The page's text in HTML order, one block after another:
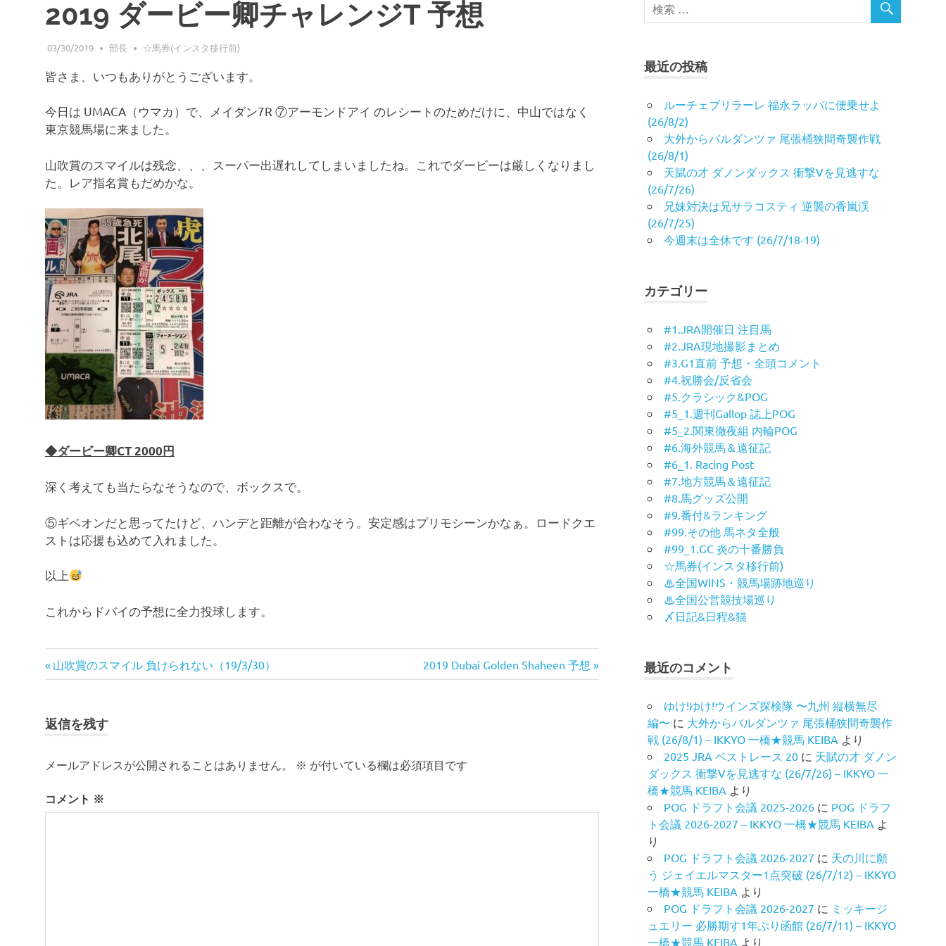
2019 ダービー卿チャレンジT 予想
03/30/2019 部長 ☆馬券(インスタ移行前)
皆さま、いつもありがとうございます。
今日は UMACA（ウマカ）で、メイダン7R ⑦アーモンドアイ のレシートのためだけに、中山ではなく
東京競馬場に来ました。
山吹賞のスマイルは残念、、、スーパー出遅れしてしまいましたね。これでダービーは厳しくなりまし
た。レア指名賞もだめかな。
◆ダービー卿CT 2000円
深く考えても当たらなそうなので、ボックスで。
⑤ギベオンだと思ってたけど、ハンデと距離が合わなそう。安定感はプリモシーンかなぁ。ロードクエ
ストは応援も込めて入れました。
以上
これからドバイの予想に全力投球します。
投
ナ
ゲ
ー
シ
前
の
事:
山吹賞のスマイル 負けられない（19/3/30）
次
の
2019 Dubai Golden Shaheen 予想
返信を残す
メールアドレスが公開されることはありません。 ※ が付いている欄は必須項目です
コメント ※
最近の投稿
ルーチェブリラーレ 福永ラッパに便乗せよ
(26/8/2)
大外からバルダンツァ 尾張桶狭間奇襲作戦
(26/8/1)
天賦の才 ダノンダックス 衝撃Vを見逃すな
(26/7/26)
兄妹対決は兄サラコスティ 逆襲の香嵐渓
(26/7/25)
今週末は全休です (26/7/18-19)
カテゴリー
#1.JRA開催日 注目馬
#2.JRA現地撮影まとめ
#3.G1直前 予想・全頭コメント
#4.祝勝会/反省会
#5.クラシック&POG
#5_1.週刊Gallop 誌上POG
#5_2.関東徹夜組 内輪POG
#6.海外競馬＆遠征記
#6_1. Racing Post
#7.地方競馬＆遠征記
#8.馬グッズ公開
#9.番付&ランキング
#99.その他 馬ネタ全般
#99_1.GC 炎の十番勝負
☆馬券(インスタ移行前)
♨︎全国WINS・競馬場跡地巡り
♨︎全国公営競技場巡り
〆日記&日程&猫
最近のコメント
ゆけ!ゆけ!ウインズ探検隊 〜九州 縦横無尽
編〜 に 大外からバルダンツァ 尾張桶狭間奇襲作
戦 (26/8/1) – IKKYO 一橋★競馬 KEIBA より
2025 JRA ベストレース 20 に 天賦の才 ダノン
ダックス 衝撃Vを見逃すな (26/7/26) – IKKYO 一
橋★競馬 KEIBA より
POG ドラフト会議 2025-2026 に POG ドラフ
ト会議 2026-2027 – IKKYO 一橋★競馬 KEIBA よ
り
POG ドラフト会議 2026-2027 に 天の川に願
う ジェイエルマスター1点突破 (26/7/12) – IKKYO
一橋★競馬 KEIBA より
POG ドラフト会議 2026-2027 に ミッキージ
ュエリー 必勝期す1年ぶり函館 (26/7/11) – IKKYO
一橋★競馬 KEIBA より